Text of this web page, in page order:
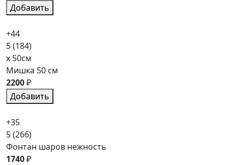
Добавить
+44
5(184)
x 50см
Мишка 50 см
2200₽
Добавить
+35
5(266)
Фонтан шаров нежность
1740₽